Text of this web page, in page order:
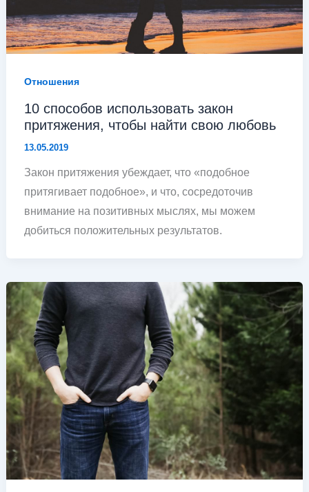
Отношения
10 способов использовать закон
притяжения, чтобы найти свою любовь
13.05.2019
Закон притяжения убеждает, что «подобное
притягивает подобное», и что, сосредоточив
внимание на позитивных мыслях, мы можем
добиться положительных результатов.